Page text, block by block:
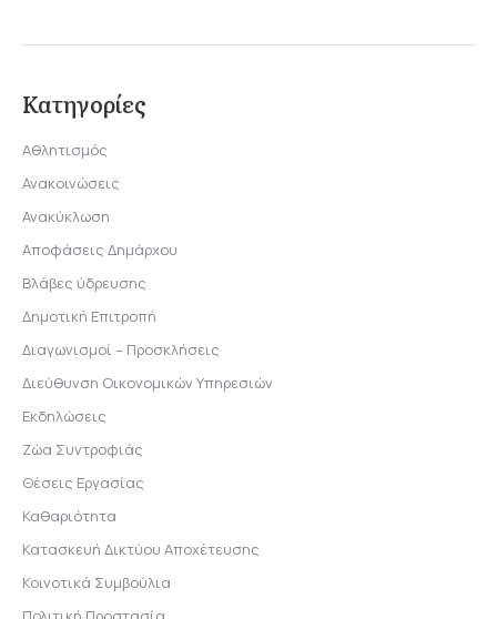
Κατηγορίες
Αθλητισμός
Ανακοινώσεις
Ανακύκλωση
Αποφάσεις Δημάρχου
Βλάβες ύδρευσης
Δημοτική Επιτροπή
Διαγωνισμοί – Προσκλήσεις
Διεύθυνση Οικονομικών Υπηρεσιών
Εκδηλώσεις
Ζώα Συντροφιάς
Θέσεις Εργασίας
Καθαριότητα
Κατασκευή Δικτύου Αποχέτευσης
Κοινοτικά Συμβούλια